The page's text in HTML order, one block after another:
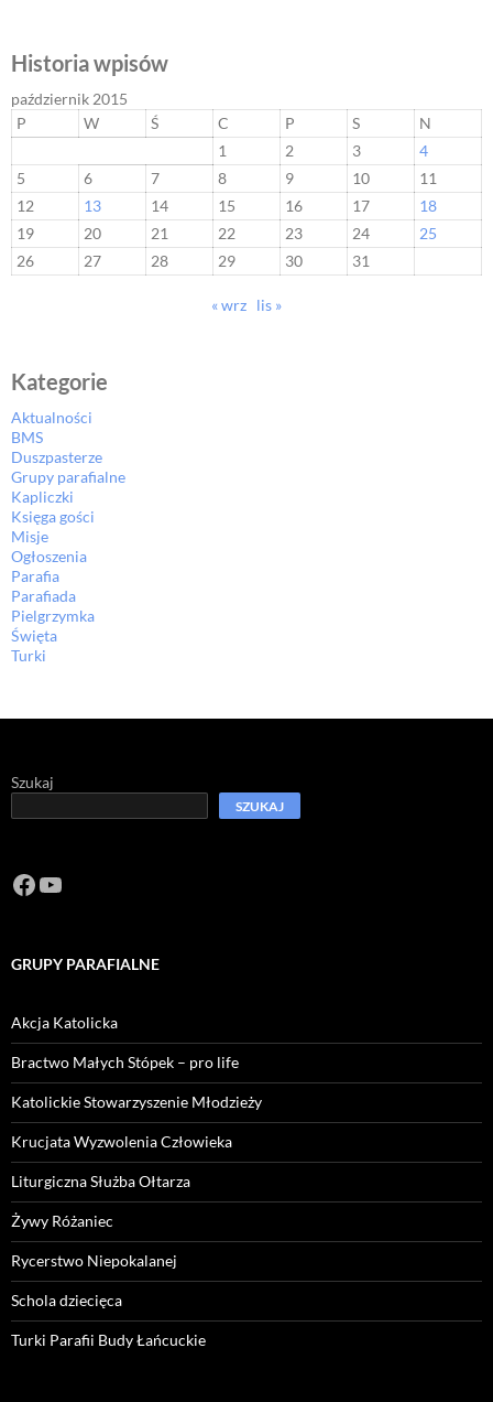
Historia wpisów
październik 2015
P
W Ś C P S
N
1
2 3
4
5
6 7 8 9 10
11
12
13 14 15 16 17
18
19
20 21 22 23 24
25
26
27 28 29 30 31
« wrz lis »
Kategorie
Aktualności
BMS
Duszpasterze
Grupy parafialne
Kapliczki
Księga gości
Misje
Ogłoszenia
Parafia
Parafiada
Pielgrzymka
Święta
Turki
Szukaj
SZUKAJ
Facebook
https://www.youtube.com/channel/
GRUPY PARAFIALNE
Akcja Katolicka
Bractwo Małych Stópek – pro life
Katolickie Stowarzyszenie Młodzieży
Krucjata Wyzwolenia Człowieka
Liturgiczna Służba Ołtarza
Żywy Różaniec
Rycerstwo Niepokalanej
Schola dziecięca
Turki Parafii Budy Łańcuckie